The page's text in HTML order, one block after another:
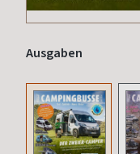
Ausgaben